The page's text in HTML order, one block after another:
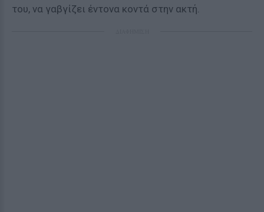
του, να γαβγίζει έντονα κοντά στην ακτή.